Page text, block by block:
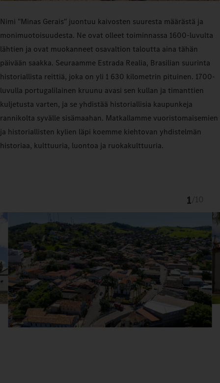
Nimi "Minas Gerais" juontuu kaivosten suuresta määrästä ja
monimuotoisuudesta. Ne ovat olleet toiminnassa 1600-luvulta
lähtien ja ovat muokanneet osavaltion taloutta aina tähän
päivään saakka. Seuraamme Estrada Realia, Brasilian suurinta
historiallista reittiä, joka on yli 1 630 kilometrin pituinen. 1700-
luvulla portugalilainen kruunu avasi sen kullan ja timanttien
kuljetusta varten, ja se yhdistää historiallisia kaupunkeja
rannikolta syvälle sisämaahan. Matkallamme vuoristomaisemien
ja historiallisten kylien läpi koemme kiehtovan yhdistelmän
historiaa, kulttuuria, luontoa ja ruokakulttuuria.
1